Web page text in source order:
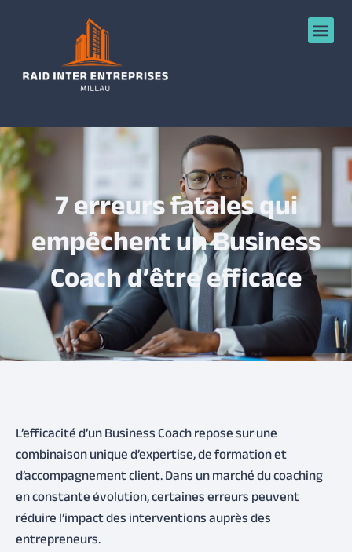
7 erreurs fatales qui
empêchent un Business
Coach d’être efficace
L’efficacité d’un Business Coach repose sur une
combinaison unique d’expertise, de formation et
d’accompagnement client. Dans un marché du coaching
en constante évolution, certaines erreurs peuvent
réduire l’impact des interventions auprès des
entrepreneurs.